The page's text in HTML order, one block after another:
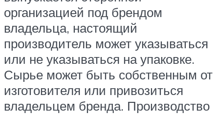
организацией под брендом
владельца, настоящий
производитель может указываться
или не указываться на упаковке.
Сырье может быть собственным от
изготовителя или привозиться
владельцем бренда. Производство